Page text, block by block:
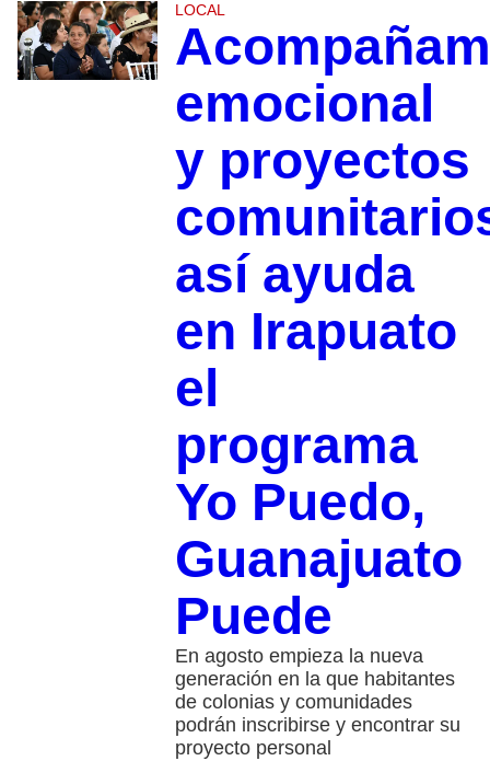
LOCAL
emocional
y proyectos
así ayuda
en Irapuato
el
programa
Yo Puedo,
Guanajuato
Puede
En agosto empieza la nueva
generación en la que habitantes
de colonias y comunidades
podrán inscribirse y encontrar su
proyecto personal